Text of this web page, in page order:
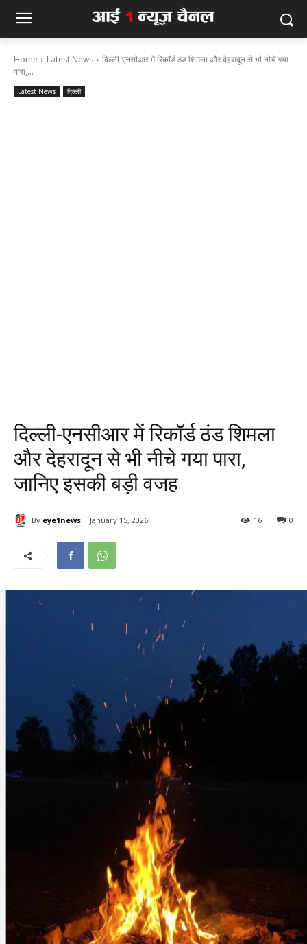
Home Latest News
दिल्ली-एनसीआर में रिकॉर्ड ठंड शिमला और देहरादून से भी नीचे गया
पारा,...
Latest News दिल्ली
दिल्ली-एनसीआर में रिकॉर्ड ठंड शिमला
और देहरादून से भी नीचे गया पारा,
जानिए इसकी बड़ी वजह
By eye1news January 15, 2026 0
16